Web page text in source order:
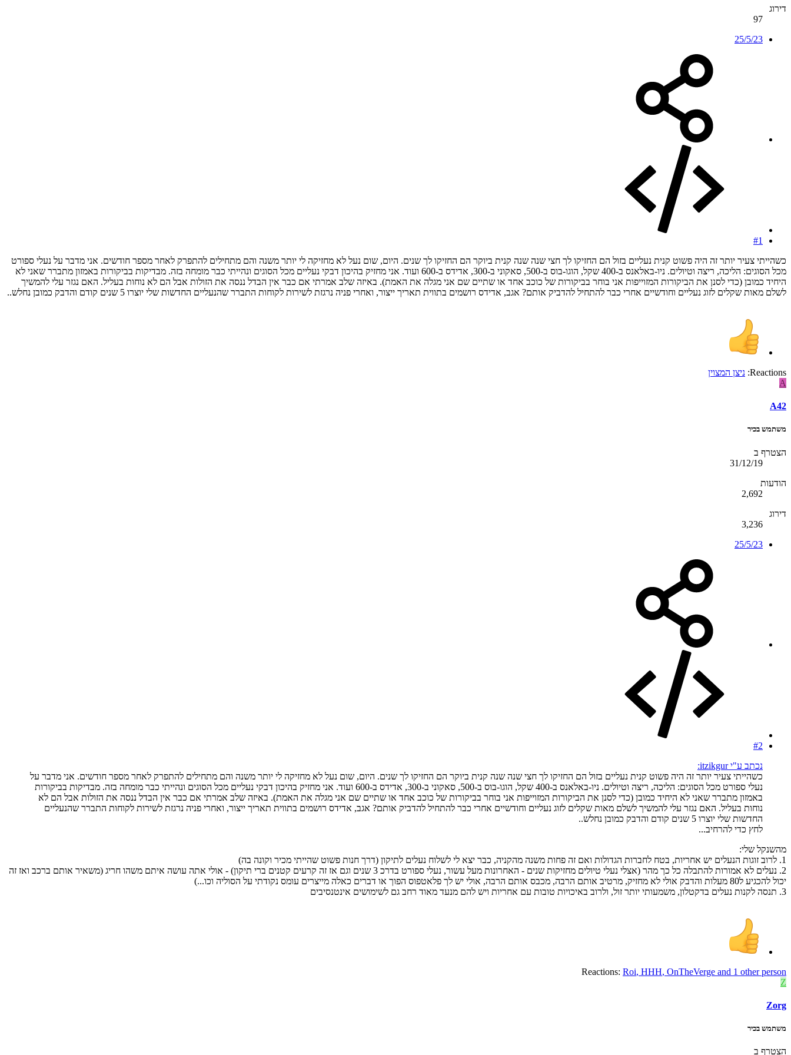
דירוג
97
25/5/23
#1
כשהייתי צעיר יותר זה היה פשוט קנית נעליים בזול הם החזיקו לך חצי שנה שנה קנית ביוקר הם החזיקו לך שנים. היום, שום נעל לא מחזיקה לי יותר משנה והם מתחילים להתפרק לאחר מספר חודשים. אני מדבר על נעלי ספורט
מכל הסוגים: הליכה, ריצה וטיולים. ניו-באלאנס ב-400 שקל, הוגו-בוס ב-500, סאקוני ב-300, אדידס ב-600 ועוד. אני מחזיק בהיכון דבקי נעליים מכל הסוגים ונהייתי כבר מומחה בזה. מבדיקות בביקורות באמזון מתברר שאני לא
היחיד כמובן (כדי לסנן את הביקורות המזוייפות אני בוחר בביקורות של כוכב אחד או שתיים שם אני מגלה את האמת). באיזה שלב אמרתי אם כבר אין הבדל ננסה את הזולות אבל הם לא נוחות בעליל. האם נגזר עלי להמשיך
לשלם מאות שקלים לזוג נעליים וחודשיים אחרי כבר להתחיל להדביק אותם? אגב, אדידס רושמים בתווית תאריך ייצור, ואחרי פניה נרגזת לשירות לקוחות התברר שהנעליים החדשות שלי יוצרו 5 שנים קודם והדבק כמובן נחלש..
Reactions: ניצן המצוין
A
A42
משתמש בכיר
הצטרף ב
31/12/19
הודעות
2,692
דירוג
3,236
25/5/23
#2
נכתב ע"י itzikgur:
כשהייתי צעיר יותר זה היה פשוט קנית נעליים בזול הם החזיקו לך חצי שנה שנה קנית ביוקר הם החזיקו לך שנים. היום, שום נעל לא מחזיקה לי יותר משנה והם מתחילים להתפרק לאחר מספר חודשים. אני מדבר על
נעלי ספורט מכל הסוגים: הליכה, ריצה וטיולים. ניו-באלאנס ב-400 שקל, הוגו-בוס ב-500, סאקוני ב-300, אדידס ב-600 ועוד. אני מחזיק בהיכון דבקי נעליים מכל הסוגים ונהייתי כבר מומחה בזה. מבדיקות בביקורות
באמזון מתברר שאני לא היחיד כמובן (כדי לסנן את הביקורות המזוייפות אני בוחר בביקורות של כוכב אחד או שתיים שם אני מגלה את האמת). באיזה שלב אמרתי אם כבר אין הבדל ננסה את הזולות אבל הם לא
נוחות בעליל. האם נגזר עלי להמשיך לשלם מאות שקלים לזוג נעליים וחודשיים אחרי כבר להתחיל להדביק אותם? אגב, אדידס רושמים בתווית תאריך ייצור, ואחרי פניה נרגזת לשירות לקוחות התברר שהנעליים
החדשות שלי יוצרו 5 שנים קודם והדבק כמובן נחלש..
לחץ כדי להרחיב...
מהשנקל שלי:
1. לרוב זוגות הנעלים יש אחריות, בטח לחברות הגדולות ואם זה פחות משנה מהקניה, כבר יצא לי לשלוח נעלים לתיקון (דרך חנות פשוט שהייתי מכיר וקונה בה)
2. נעלים לא אמורות להתבלה כל כך מהר (אצלי נעלי טיולים מחזיקות שנים - האחרונות מעל עשור, נעלי ספורט בדרכ 3 שנים וגם אז זה קרעים קטנים ברי תיקון) - אולי אתה עושה איתם משהו חריג (משאיר אותם ברכב ואז זה
יכול להכגיע ל80 מעלות והדבק אולי לא מחזיק, מרטיב אותם הרבה, מכבס אותם הרבה, אולי יש לך פלאטפוס הפוך או דברים כאלה מייצרים עומס נקודתי על הסוליה וכו...)
3. תנסה לקנות נעלים בדקטלון, משמעותי יותר זול, ולרוב באיכויות טובות עם אחריות ויש להם מנעד מאוד רחב גם לשימושים אינטנסיבים
Reactions: Roi, HHH, OnTheVerge and 1 other person
Z
Zorg
משתמש בכיר
הצטרף ב